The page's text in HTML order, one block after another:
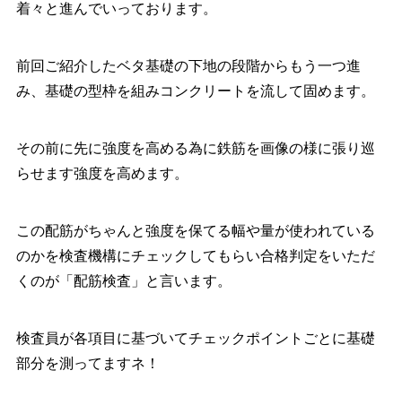
着々と進んでいっております。
前回ご紹介したベタ基礎の下地の段階からもう一つ進
み、基礎の型枠を組みコンクリートを流して固めます。
その前に先に強度を高める為に鉄筋を画像の様に張り巡
らせます強度を高めます。
この配筋がちゃんと強度を保てる幅や量が使われている
のかを検査機構にチェックしてもらい合格判定をいただ
くのが「配筋検査」と言います。
検査員が各項目に基づいてチェックポイントごとに基礎
部分を測ってますネ！